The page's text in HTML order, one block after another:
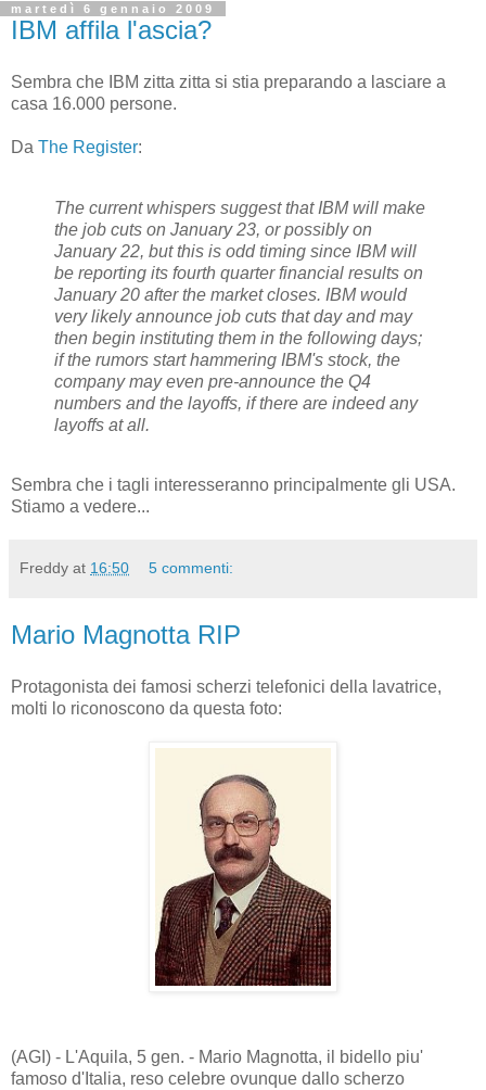
martedì 6 gennaio 2009
IBM affila l'ascia?
Sembra che IBM zitta zitta si stia preparando a lasciare a
casa 16.000 persone.
Da The Register:
The current whispers suggest that IBM will make
the job cuts on January 23, or possibly on
January 22, but this is odd timing since IBM will
be reporting its fourth quarter financial results on
January 20 after the market closes. IBM would
very likely announce job cuts that day and may
then begin instituting them in the following days;
if the rumors start hammering IBM's stock, the
company may even pre-announce the Q4
numbers and the layoffs, if there are indeed any
layoffs at all.
Sembra che i tagli interesseranno principalmente gli USA.
Stiamo a vedere...
Freddy at 16:50 5 commenti:
Mario Magnotta RIP
Protagonista dei famosi scherzi telefonici della lavatrice,
molti lo riconoscono da questa foto:
(AGI) - L'Aquila, 5 gen. - Mario Magnotta, il bidello piu'
famoso d'Italia, reso celebre ovunque dallo scherzo